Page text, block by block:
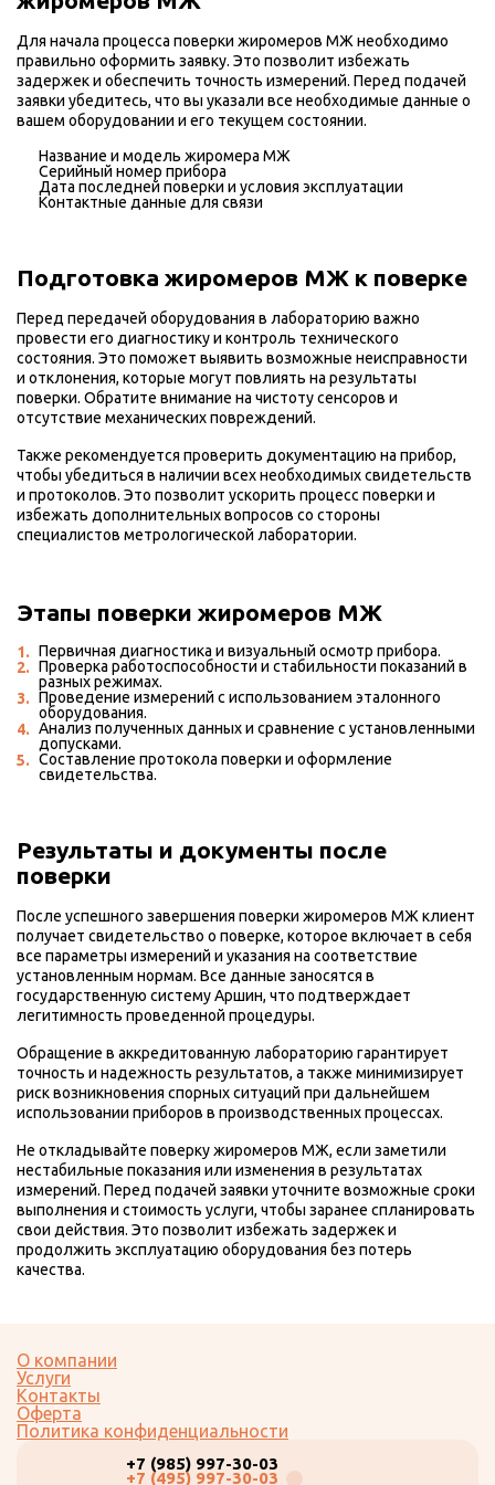
Для начала процесса поверки жиромеров МЖ необходимо
правильно оформить заявку. Это позволит избежать
задержек и обеспечить точность измерений. Перед подачей
заявки убедитесь, что вы указали все необходимые данные о
вашем оборудовании и его текущем состоянии.
Название и модель жиромера МЖ
Серийный номер прибора
Дата последней поверки и условия эксплуатации
Контактные данные для связи
Подготовка жиромеров МЖ к поверке
Перед передачей оборудования в лабораторию важно
провести его диагностику и контроль технического
состояния. Это поможет выявить возможные неисправности
и отклонения, которые могут повлиять на результаты
поверки. Обратите внимание на чистоту сенсоров и
отсутствие механических повреждений.
Также рекомендуется проверить документацию на прибор,
чтобы убедиться в наличии всех необходимых свидетельств
и протоколов. Это позволит ускорить процесс поверки и
избежать дополнительных вопросов со стороны
специалистов метрологической лаборатории.
Этапы поверки жиромеров МЖ
Первичная диагностика и визуальный осмотр прибора.
Проверка работоспособности и стабильности показаний в
разных режимах.
Проведение измерений с использованием эталонного
оборудования.
Анализ полученных данных и сравнение с установленными
допусками.
Составление протокола поверки и оформление
свидетельства.
Результаты и документы после
поверки
После успешного завершения поверки жиромеров МЖ клиент
получает свидетельство о поверке, которое включает в себя
все параметры измерений и указания на соответствие
установленным нормам. Все данные заносятся в
государственную систему Аршин, что подтверждает
легитимность проведенной процедуры.
Обращение в аккредитованную лабораторию гарантирует
точность и надежность результатов, а также минимизирует
риск возникновения спорных ситуаций при дальнейшем
использовании приборов в производственных процессах.
Не откладывайте поверку жиромеров МЖ, если заметили
нестабильные показания или изменения в результатах
измерений. Перед подачей заявки уточните возможные сроки
выполнения и стоимость услуги, чтобы заранее спланировать
свои действия. Это позволит избежать задержек и
продолжить эксплуатацию оборудования без потерь
качества.
О компании
Услуги
Контакты
Оферта
Политика конфиденциальности
+7 (985) 997-30-03
+7 (495) 997-30-03